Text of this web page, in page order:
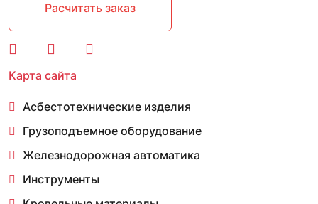
Расчитать заказ
Карта сайта
Асбестотехнические изделия
Грузоподъемное оборудование
Железнодорожная автоматика
Инструменты